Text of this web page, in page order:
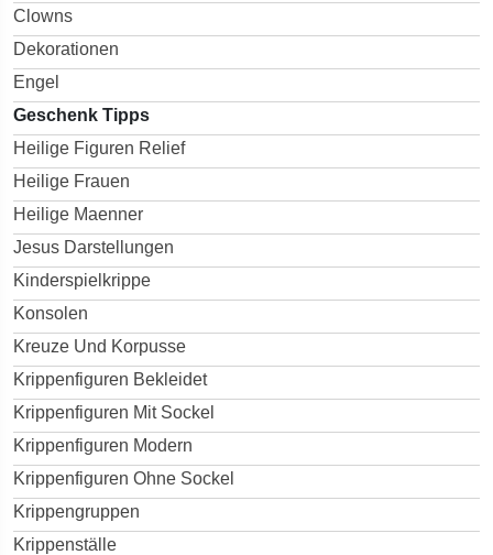
Clowns
Dekorationen
Engel
Geschenk Tipps
Heilige Figuren Relief
Heilige Frauen
Heilige Maenner
Jesus Darstellungen
Kinderspielkrippe
Konsolen
Kreuze Und Korpusse
Krippenfiguren Bekleidet
Krippenfiguren Mit Sockel
Krippenfiguren Modern
Krippenfiguren Ohne Sockel
Krippengruppen
Krippenställe